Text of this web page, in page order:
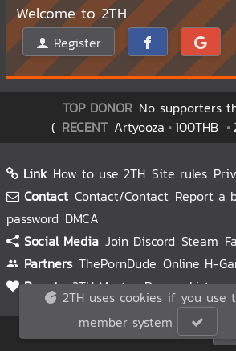
Welcome to 2TH
Register
TOP DONOR No supporters
( RECENT Artyooza 100THB
Link How to use 2TH Site rules
Contact Contact/Contact Report a
password DMCA
Social Media Join Discord Steam
Partners ThePornDude Online H-
Donate 2TH Master Donors List
© 2TH 🥚2026
2TH uses cookies if you use
member system